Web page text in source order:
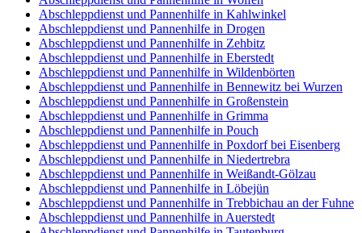
Abschleppdienst und Pannenhilfe in Kahlwinkel
Abschleppdienst und Pannenhilfe in Drogen
Abschleppdienst und Pannenhilfe in Zehbitz
Abschleppdienst und Pannenhilfe in Eberstedt
Abschleppdienst und Pannenhilfe in Wildenbörten
Abschleppdienst und Pannenhilfe in Bennewitz bei Wurzen
Abschleppdienst und Pannenhilfe in Großenstein
Abschleppdienst und Pannenhilfe in Grimma
Abschleppdienst und Pannenhilfe in Pouch
Abschleppdienst und Pannenhilfe in Poxdorf bei Eisenberg
Abschleppdienst und Pannenhilfe in Niedertrebra
Abschleppdienst und Pannenhilfe in Weißandt-Gölzau
Abschleppdienst und Pannenhilfe in Löbejün
Abschleppdienst und Pannenhilfe in Trebbichau an der Fuhne
Abschleppdienst und Pannenhilfe in Auerstedt